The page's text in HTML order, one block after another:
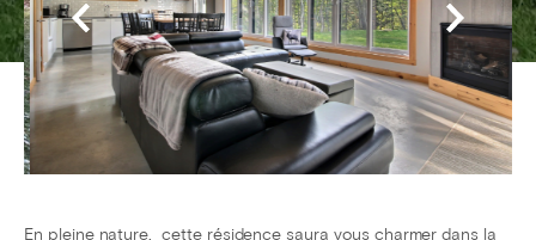
En pleine nature, cette résidence saura vous charmer dans la